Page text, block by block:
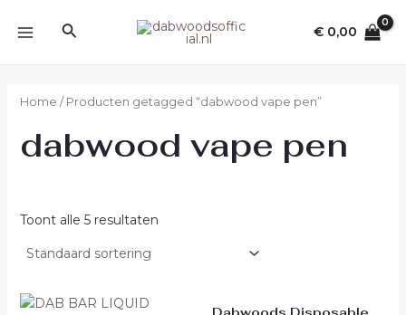
naar
Zoeken € 0,00
Home / Producten getagged “dabwood vape pen”
dabwood vape pen
Toont alle 5 resultaten